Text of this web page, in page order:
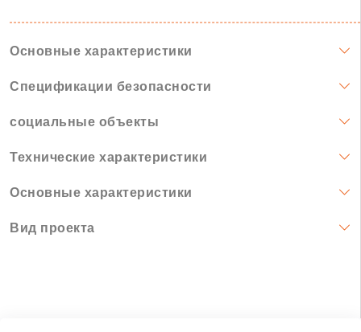
Основные характеристики
Спецификации безопасности
социальные объекты
Технические характеристики
Основные характеристики
Вид проекта